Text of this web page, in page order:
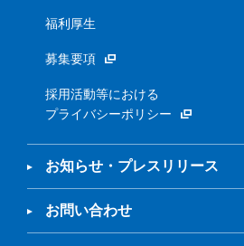
福利厚生
募集要項
採用活動等における
プライバシーポリシー
お知らせ・プレスリリース
お問い合わせ